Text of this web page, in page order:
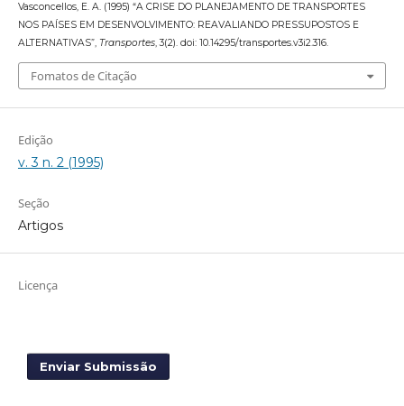
Vasconcellos, E. A. (1995) “A CRISE DO PLANEJAMENTO DE TRANSPORTES
NOS PAÍSES EM DESENVOLVIMENTO: REAVALIANDO PRESSUPOSTOS E
ALTERNATIVAS”, Transportes, 3(2). doi: 10.14295/transportes.v3i2.316.
Fomatos de Citação
Edição
v. 3 n. 2 (1995)
Seção
Artigos
Licença
Enviar Submissão